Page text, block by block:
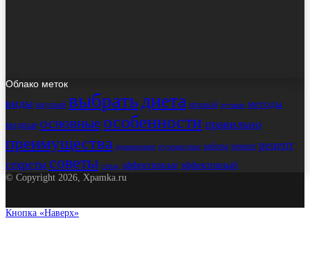
Облако меток
виды вкусный выбратьдиета игровой лучшие методы
модные основные особенности правильно
преимущества применение путешествие работы ремонт рецепт
секреты советы стиль эффективные эффективный
© Copyright 2026, Xpamka.ru
Кнопка «Наверх»